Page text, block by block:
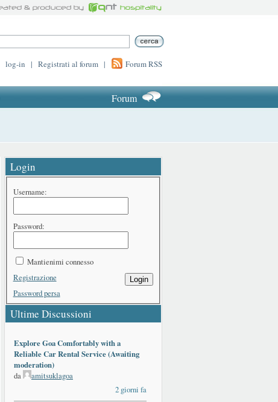
log-in | Registrati al forum | Forum RSS
Forum
Login
Username:
Password:
Mantienimi connesso
Login
Registrazione
Password persa
Ultime Discussioni
Explore Goa Comfortably with a
Reliable Car Rental Service (Awaiting
moderation)
da
amitsuklagoa
2 giorni fa